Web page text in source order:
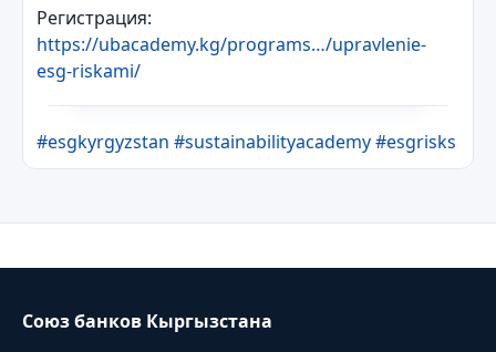
Регистрация:
https://ubacademy.kg/programs…/upravlenie-
esg-riskami/
#esgkyrgyzstan #sustainabilityacademy#esgrisks
Союз банков Кыргызстана